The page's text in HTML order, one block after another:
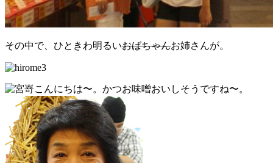
その中で、ひときわ明るいおばちゃんお姉さんが。
こんにちは〜。かつお味噌おいしそうですね〜。